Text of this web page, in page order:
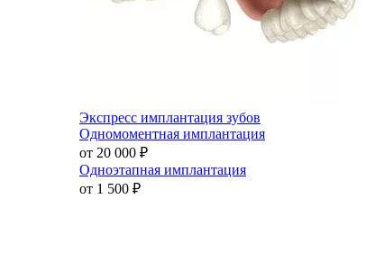
Экспресс имплантация зубов
Одномоментная имплантация
от 20 000 ₽
Одноэтапная имплантация
от 1 500 ₽